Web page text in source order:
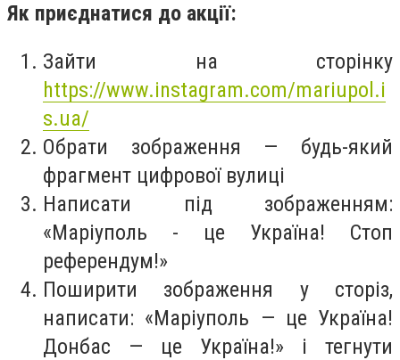
Як приєднатися до акції:
Зайти на сторінку
https://www.instagram.com/mariupol.i
s.ua/
Обрати зображення — будь-який
фрагмент цифрової вулиці
Написати під зображенням:
«Маріуполь - це Україна! Стоп
референдум!»
Поширити зображення у сторіз,
написати: «Маріуполь — це Україна!
Донбас — це Україна!» і тегнути